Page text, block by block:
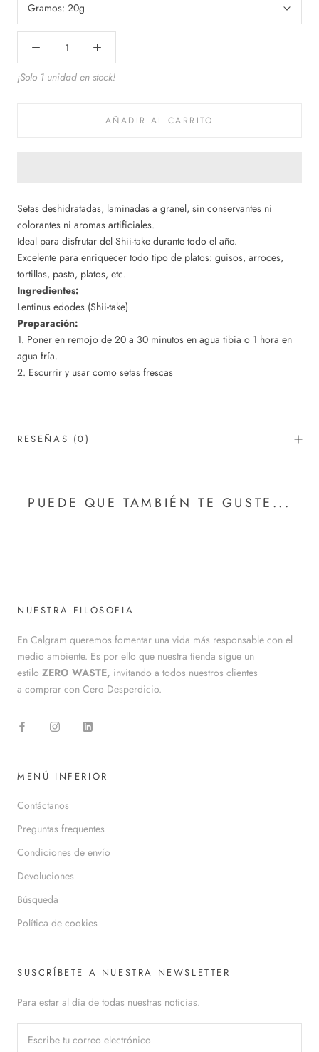
Gramos: 20g
¡Solo 1 unidad en stock!
AÑADIR AL CARRITO
Setas deshidratadas, laminadas a granel, sin conservantes ni
colorantes ni aromas artificiales.
Ideal para disfrutar del Shii-take durante todo el año.
Excelente para enriquecer todo tipo de platos: guisos, arroces,
tortillas, pasta, platos, etc.
Ingredientes:
Lentinus edodes (Shii-take)
Preparación:
1. Poner en remojo de 20 a 30 minutos en agua tibia o 1 hora en
agua fría.
2. Escurrir y usar como setas frescas
RESEÑAS (0)
PUEDE QUE TAMBIÉN TE GUSTE...
NUESTRA FILOSOFIA
En Calgram queremos fomentar una vida más responsable con el
medio ambiente. Es por ello que nuestra tienda sigue un
estilo ZERO WASTE, invitando a todos nuestros clientes
a comprar con Cero Desperdicio.
MENÚ INFERIOR
Contáctanos
Preguntas frequentes
Condiciones de envío
Devoluciones
Búsqueda
Política de cookies
SUSCRÍBETE A NUESTRA NEWSLETTER
Para estar al día de todas nuestras noticias.